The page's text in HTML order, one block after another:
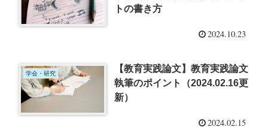
トの書き方
2024.10.23
学会・研究
【教育実践論文】教育実践論文
執筆のポイント（2024.02.16更
新）
2024.02.15